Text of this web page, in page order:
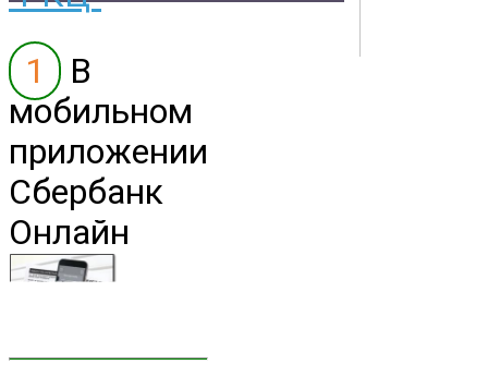
Владивостока
Контакты
Документы
Физическим лицам
Маркетплейс
Партнерам
Полезная информация
1
В
мобильном
приложении
Сбербанк
Онлайн